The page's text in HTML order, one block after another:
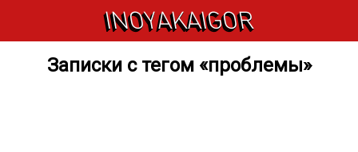
INOYAKAIGOR
Записки с тегом «проблемы»